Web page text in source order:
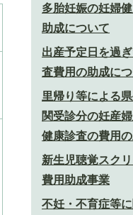
多胎妊娠の妊婦
助成について
出産予定日を過
査費用の助成に
里帰り等による
関受診分の妊産
健康診査の費用
新生児聴覚スク
費用助成事業
不妊・不育症等